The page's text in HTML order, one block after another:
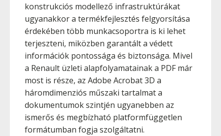
konstrukciós modellező infrastruktúrákat
ugyanakkor a termékfejlesztés felgyorsítása
érdekében több munkacsoportra is ki lehet
terjeszteni, miközben garantált a védett
információk pontossága és biztonsága. Mivel
a Renault üzleti alapfolyamatainak a PDF már
most is része, az Adobe Acrobat 3D a
háromdimenziós műszaki tartalmat a
dokumentumok szintjén ugyanebben az
ismerős és megbízható platformfüggetlen
formátumban fogja szolgáltatni.